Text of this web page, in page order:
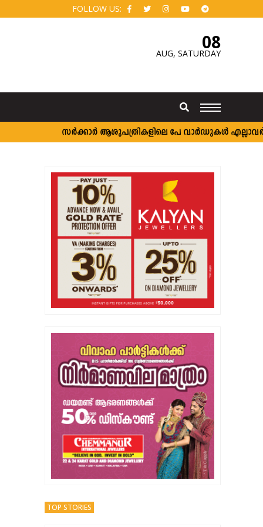
FOLLOW US:
08
AUG, SATURDAY
സർക്കാർ ആശുപത്രികളിലെ പേ വാർഡുകൾ എല്ലാവർക്കും;
TOP STORIES